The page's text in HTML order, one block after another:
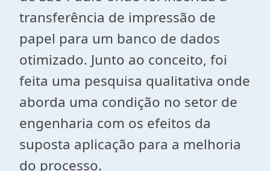
transferência de impressão de
papel para um banco de dados
otimizado. Junto ao conceito, foi
feita uma pesquisa qualitativa onde
aborda uma condição no setor de
engenharia com os efeitos da
suposta aplicação para a melhoria
do processo.